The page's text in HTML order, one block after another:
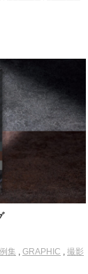
集 GRAPHIC
撮影